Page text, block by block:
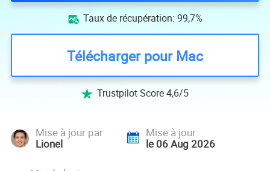
 Taux de récupération: 99,7%
Télécharger pour Mac
 Trustpilot Score 4,6/5
Mise à jour par
Lionel
Mise à jour
le 06 Aug 2026